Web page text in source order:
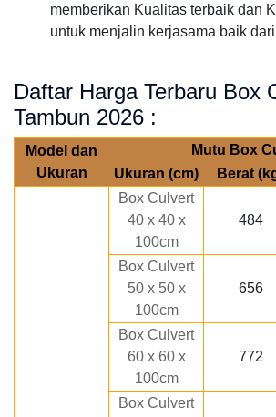
memberikan Kualitas terbaik dan
untuk menjalin kerjasama baik
Daftar Harga Terbaru Box
Tambun 2026 :
Model dan
Ukuran
Mutu Box
Ukuran (cm)
Berat
Box Culvert
40 x 40 x
100cm
484
Box Culvert
50 x 50 x
100cm
656
Box Culvert
60 x 60 x
100cm
772
Box Culvert